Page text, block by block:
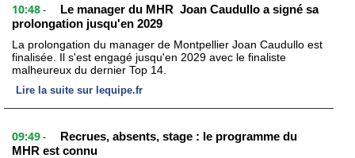
10:48 -
Le manager du MHR Joan Caudullo a signé sa
prolongation jusqu'en 2029
La prolongation du manager de Montpellier Joan Caudullo est
finalisée. Il s'est engagé jusqu'en 2029 avec le finaliste
malheureux du dernier Top 14.
Lire la suite sur lequipe.fr
09:49 -
Recrues, absents, stage : le programme du
MHR est connu